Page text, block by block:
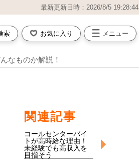
最新更新日時：2026/8/5 19:28:44
索 お気に入り メニュー
なものか解説！
関連記事
コールセンターバイ
トが高時給な理由！
未経験でも高収入を
目指そう